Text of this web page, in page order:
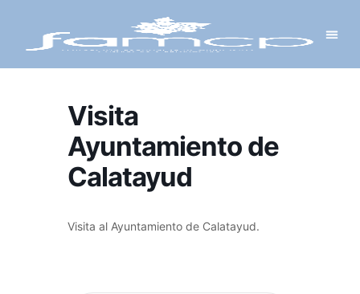
Visita
Ayuntamiento de
Calatayud
Visita al Ayuntamiento de Calatayud.